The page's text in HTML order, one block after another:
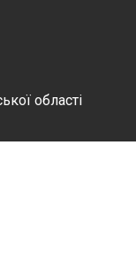
області